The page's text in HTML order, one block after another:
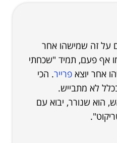
על זה שמישהו אחר
אף פעם, תמיד "שכחתי
אחר יוצא פרייר. הכי
לא מתבייש.
הוא שנורר, יבוא עם